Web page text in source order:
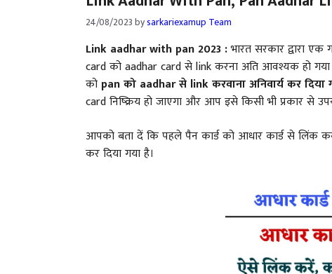
24/08/2023bysarkariexamup Team
Link aadhar with pan 2023 :भारत सरकार द्वारा एक
card को aadhar card से link करना अति आवश्यक हो
को pan को aadhar से link करवाना अनिवार्य कर दिया
card निष्क्रिय हो जाएगा और आप इसे किसी भी प्रकार से
आपको बता दें कि पहले पैन कार्ड को आधार कार्ड से लिंक
कर दिया गया है।